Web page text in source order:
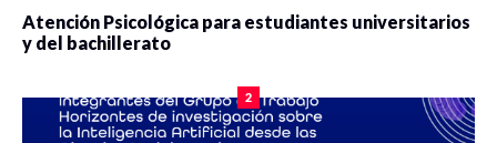
Atención Psicológica para estudiantes universitarios
y del bachillerato
2